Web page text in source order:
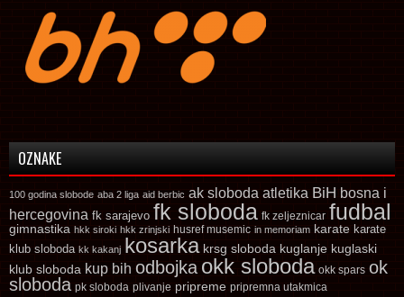
OZNAKE
100 godina slobode aba 2 liga aid berbic ak sloboda atletika BiH bosna i
hercegovina fk sarajevo fk sloboda fk zeljeznicar fudbal
gimnastika hkk siroki hkk zrinjski husref musemic in memoriam karate karate
klub sloboda kk kakanj kosarka krsg sloboda kuglanje kuglaski
klub sloboda kup bih odbojka okk sloboda okk spars ok
sloboda pk sloboda plivanje pripreme pripremna utakmica